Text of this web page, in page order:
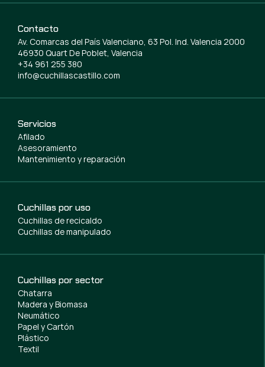
Servicios
Afilado
Asesoramiento
Mantenimiento y reparación
Cuchillas por uso
Cuchillas de recicaldo
Cuchillas de manipulado
Cuchillas por sector
Chatarra
Madera y Biomasa
Neumático
Papel y Cartón
Plástico
Textil
Contacto
Av. Comarcas del País Valenciano, 63 Pol. Ind. Valencia 2000
46930 Quart De Poblet, Valencia
+34 961 255 380
info@cuchillascastillo.com